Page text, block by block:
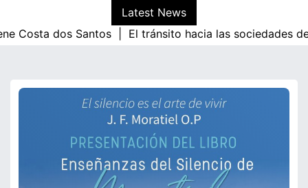
Latest News
Costa dos Santos | El tránsito hacia las sociedades de